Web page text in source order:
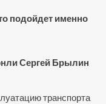
подойдет именно
Сергей Брылин
транспорта